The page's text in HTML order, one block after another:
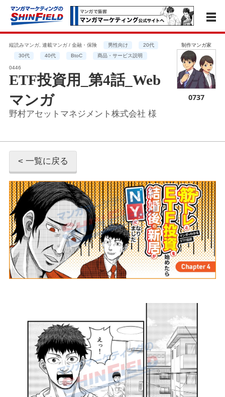
縦読みマンガ, 連載マンガ / 金融・保険 男性向け
20代
30代
40代 BtoC 商品・サービス説明
0446
ETF投資用_第4話_Web
マンガ
野村アセットマネジメント株式会社 様
制作マンガ家
0737
< 一覧に戻る